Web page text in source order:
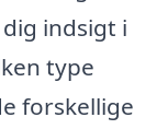
indsigt i
type
forskellige